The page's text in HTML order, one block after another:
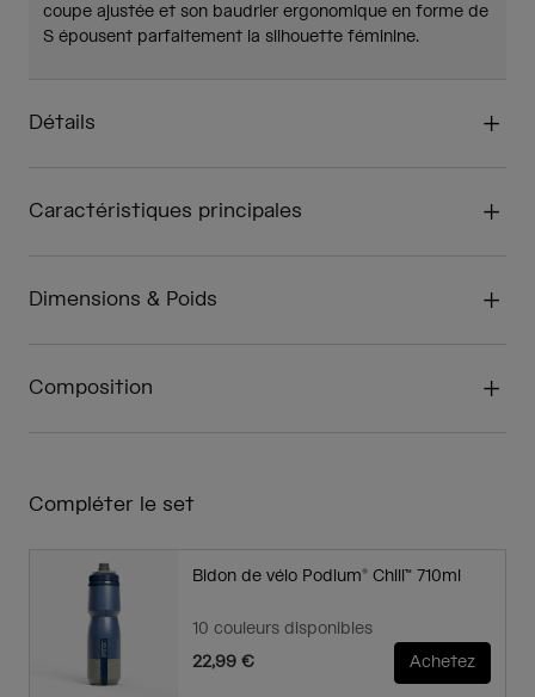
coupe ajustée et son baudrier ergonomique en forme de
S épousent parfaitement la silhouette féminine.
Détails
Caractéristiques principales
Dimensions & Poids
Composition
Compléter le set
Bidon de vélo Podium® Chill™ 710ml
10 couleurs disponibles
22,99 €
Achetez